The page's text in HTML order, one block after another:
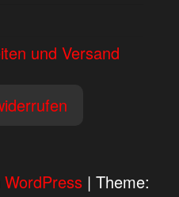
und Versand
WordPress | Theme: